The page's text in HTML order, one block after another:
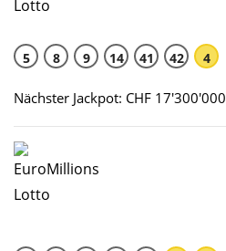
5 8 9 14 41 42 4
Nächster Jackpot: CHF 17'300'000